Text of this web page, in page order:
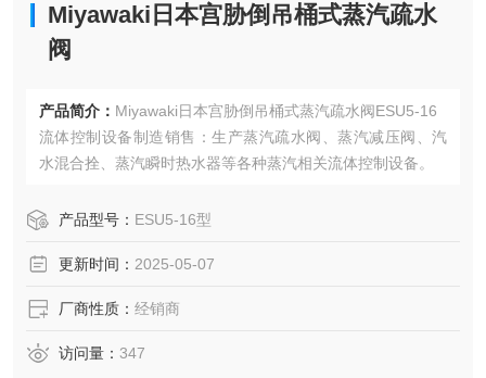
Miyawaki日本宫胁倒吊桶式蒸汽疏水
阀
产品简介： Miyawaki日本宫胁倒吊桶式蒸汽疏水阀ESU5-16
流体控制设备制造销售：生产蒸汽疏水阀、蒸汽减压阀、汽
水混合拴、蒸汽瞬时热水器等各种蒸汽相关流体控制设备。
产品型号： ESU5-16型
更新时间： 2025-05-07
厂商性质： 经销商
访问量： 347